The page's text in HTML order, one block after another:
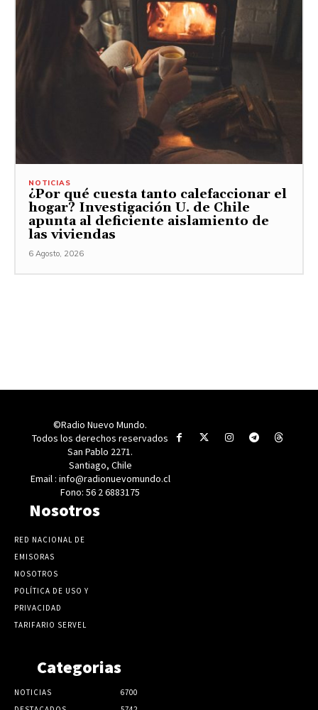
NOTICIAS
¿Por qué cuesta tanto calefaccionar el
hogar? Investigación U. de Chile
apunta al deficiente aislamiento de
las viviendas
6 Agosto, 2026
©Radio Nuevo Mundo.
Todos los derechos reservados
San Pablo 2271.
Santiago, Chile
Email : info@radionuevomundo.cl
Fono: 56 2 6883175
Nosotros
RED NACIONAL DE
EMISORAS
NOSOTROS
POLÍTICA DE USO Y
PRIVACIDAD
TARIFARIO SERVEL
Categorias
NOTICIAS
6700